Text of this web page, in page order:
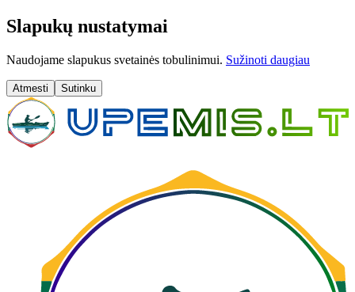
Slapukų nustatymai
Naudojame slapukus svetainės tobulinimui. Sužinoti daugiau
Atmesti Sutinku